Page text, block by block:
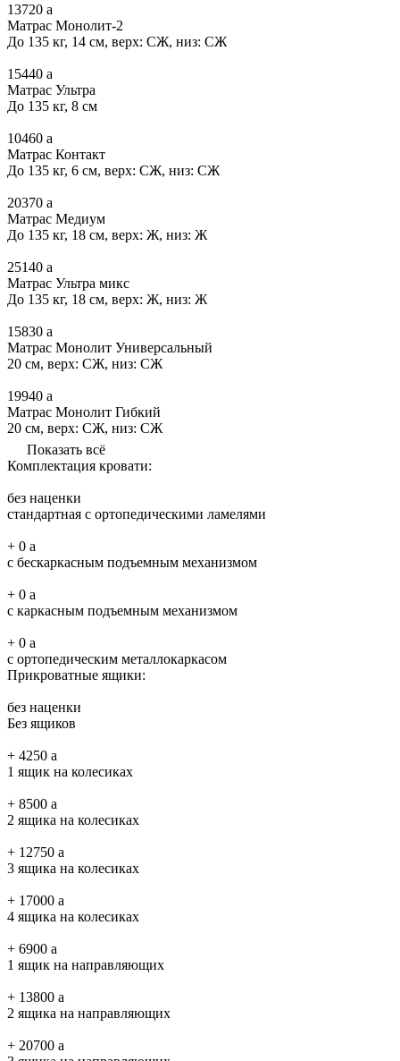
13720 a
Матрас Монолит-2
До 135 кг, 14 см, верх: СЖ, низ: СЖ
15440 a
Матрас Ультра
До 135 кг, 8 см
10460 a
Матрас Контакт
До 135 кг, 6 см, верх: СЖ, низ: СЖ
20370 a
Матрас Медиум
До 135 кг, 18 см, верх: Ж, низ: Ж
25140 a
Матрас Ультра микс
До 135 кг, 18 см, верх: Ж, низ: Ж
15830 a
Матрас Монолит Универсальный
20 см, верх: СЖ, низ: СЖ
19940 a
Матрас Монолит Гибкий
20 см, верх: СЖ, низ: СЖ
Показать всё
Комплектация кровати:
без наценки
стандартная с ортопедическими ламелями
+ 0 a
с бескаркасным подъемным механизмом
+ 0 a
с каркасным подъемным механизмом
+ 0 a
с ортопедическим металлокаркасом
Прикроватные ящики:
без наценки
Без ящиков
+ 4250 a
1 ящик на колесиках
+ 8500 a
2 ящика на колесиках
+ 12750 a
3 ящика на колесиках
+ 17000 a
4 ящика на колесиках
+ 6900 a
1 ящик на направляющих
+ 13800 a
2 ящика на направляющих
+ 20700 a